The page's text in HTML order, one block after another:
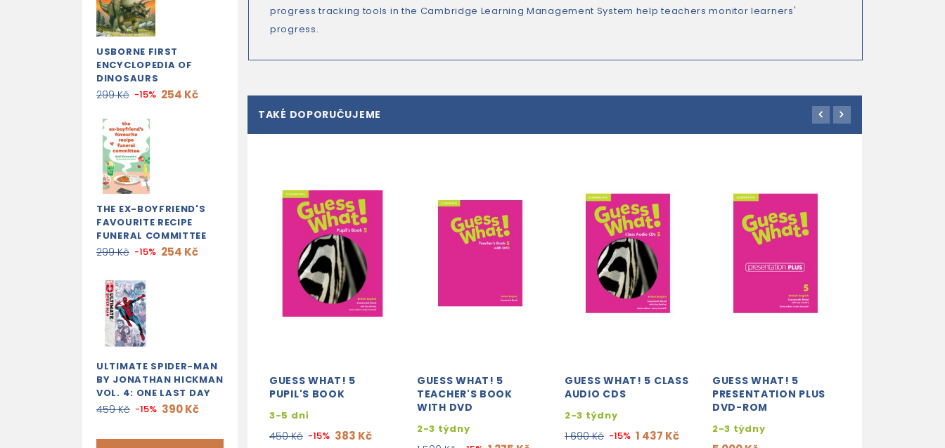
USBORNE FIRST
ENCYCLOPEDIA OF
DINOSAURS
299 Kč -15% 254 Kč
THE EX-BOYFRIEND'S
FAVOURITE RECIPE
FUNERAL COMMITTEE
299 Kč -15% 254 Kč
ULTIMATE SPIDER-MAN
BY JONATHAN HICKMAN
VOL. 4: ONE LAST DAY
459 Kč -15% 390 Kč
progress tracking tools in the Cambridge Learning Management System help teachers monitor learners'
progress.
TAKÉ DOPORUČUJEME
GUESS WHAT! 5
PUPIL'S BOOK
3-5 dní
450 Kč -15% 383 Kč
GUESS WHAT! 5
TEACHER'S BOOK
WITH DVD
2-3 týdny
GUESS WHAT! 5 CLASS
AUDIO CDS
2-3 týdny
1 690 Kč -15% 1 437 Kč
GUESS WHAT! 5
PRESENTATION PLUS
DVD-ROM
2-3 týdny